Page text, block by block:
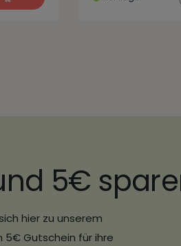
5€
hier zu unserem
5€ Gutschein für ihre